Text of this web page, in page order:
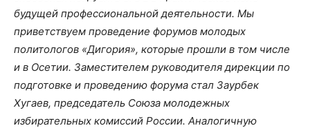
будущей профессиональной деятельности. Мы
приветствуем проведение форумов молодых
политологов «Дигория», которые прошли в том числе
и в Осетии. Заместителем руководителя дирекции по
подготовке и проведению форума стал Заурбек
Хугаев, председатель Союза молодежных
избирательных комиссий России. Аналогичную